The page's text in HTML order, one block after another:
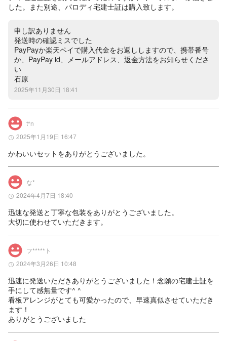
した。また別途、パロディ宅建士証は購入致します。
申し訳ありません
発送時の確認ミスでした
PayPayか楽天ペイで購入代金をお返ししますので、携帯番号
か、PayPay id、メールアドレス、返金方法をお知らせくださ
い
石原
2025年11月30日 18:41
t*n
2025年1月19日 16:47
かわいいセットをありがとうございました。
な*
2024年4月7日 18:40
迅速な発送と丁寧な包装をありがとうございました。
大切に使わせていただきます。
フ*****ト
2024年3月26日 10:48
迅速に発送いただきありがとうございました！念願の宅建士証を
手にして感無量です^ ^
看板アレンジがとても可愛かったので、早速真似させていただき
ます！
ありがとうございました